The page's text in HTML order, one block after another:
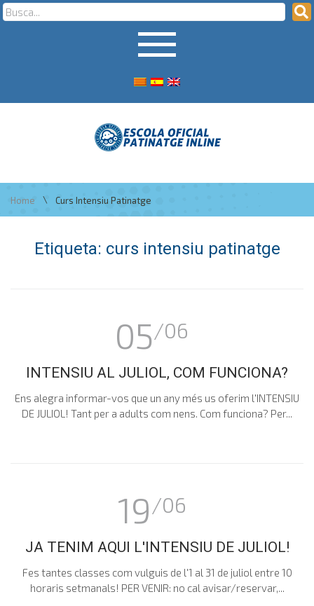
Home \ Curs Intensiu Patinatge
Etiqueta: curs intensiu patinatge
05/06
INTENSIU AL JULIOL, COM FUNCIONA?
Ens alegra informar-vos que un any més us oferim l'INTENSIU
DE JULIOL! Tant per a adults com nens. Com funciona? Per...
19/06
JA TENIM AQUI L'INTENSIU DE JULIOL!
Fes tantes classes com vulguis de l'1 al 31 de juliol entre 10
horaris setmanals! PER VENIR: no cal avisar/reservar,...